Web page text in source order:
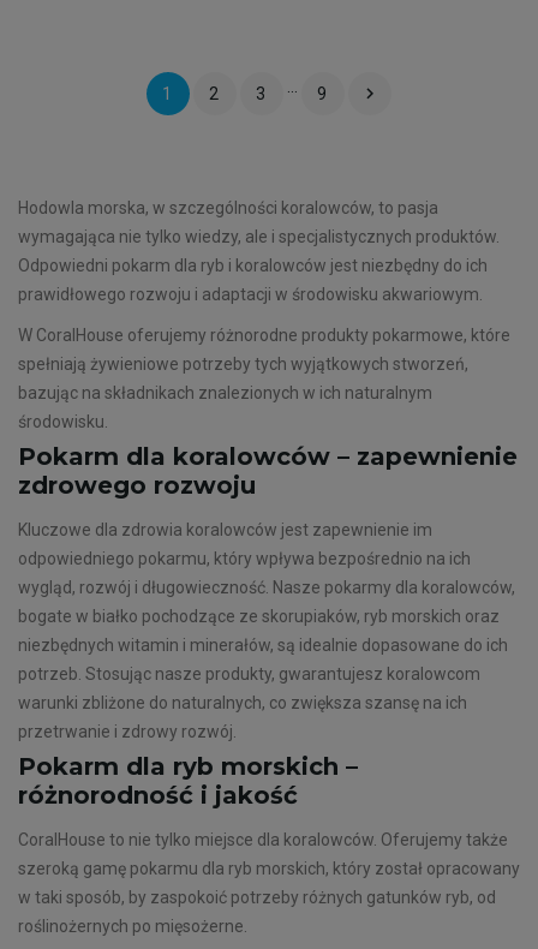
1 2 3 9 
Hodowla morska, w szczególności koralowców, to pasja
wymagająca nie tylko wiedzy, ale i specjalistycznych produktów.
Odpowiedni pokarm dla ryb i koralowców jest niezbędny do ich
prawidłowego rozwoju i adaptacji w środowisku akwariowym.
W CoralHouse oferujemy różnorodne produkty pokarmowe, które
spełniają żywieniowe potrzeby tych wyjątkowych stworzeń,
bazując na składnikach znalezionych w ich naturalnym
środowisku.
Pokarm dla koralowców – zapewnienie
zdrowego rozwoju
Kluczowe dla zdrowia koralowców jest zapewnienie im
odpowiedniego pokarmu, który wpływa bezpośrednio na ich
wygląd, rozwój i długowieczność. Nasze pokarmy dla koralowców,
bogate w białko pochodzące ze skorupiaków, ryb morskich oraz
niezbędnych witamin i minerałów, są idealnie dopasowane do ich
potrzeb. Stosując nasze produkty, gwarantujesz koralowcom
warunki zbliżone do naturalnych, co zwiększa szansę na ich
przetrwanie i zdrowy rozwój.
Pokarm dla ryb morskich –
różnorodność i jakość
CoralHouse to nie tylko miejsce dla koralowców. Oferujemy także
szeroką gamę pokarmu dla ryb morskich, który został opracowany
w taki sposób, by zaspokoić potrzeby różnych gatunków ryb, od
roślinożernych po mięsożerne.